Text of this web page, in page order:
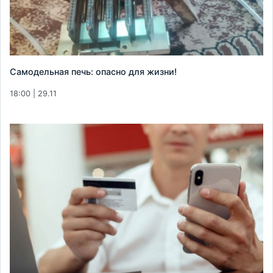
Самодельная печь: опасно для жизни!
18:00 | 29.11